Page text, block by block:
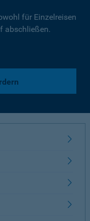
für Einzelreisen
abschließen.